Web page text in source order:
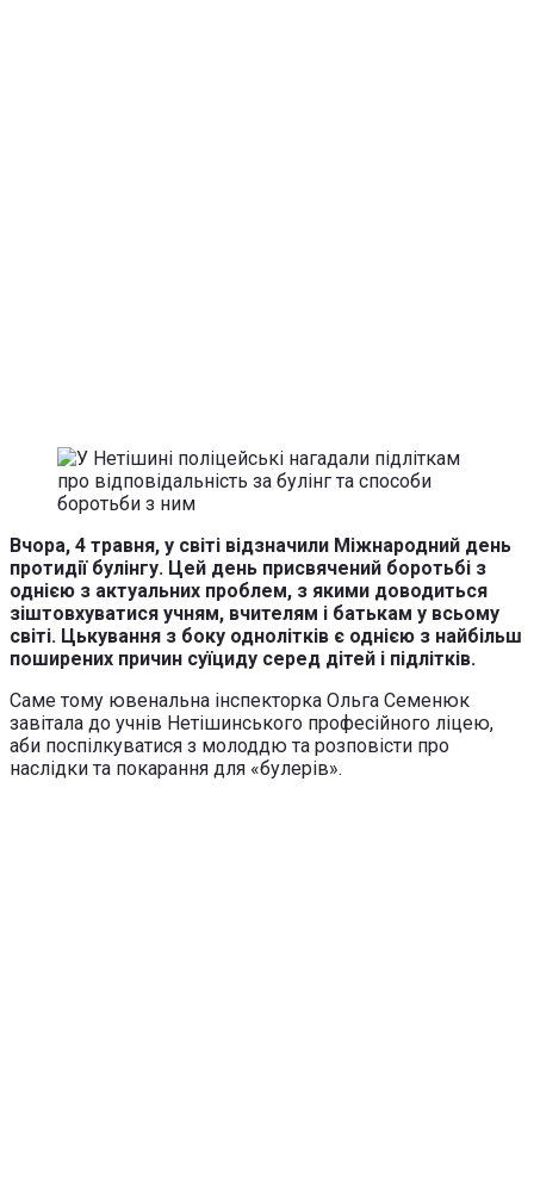
Вчора, 4 травня, у світі відзначили Міжнародний день
протидії булінгу. Цей день присвячений боротьбі з
однією з актуальних проблем, з якими доводиться
зіштовхуватися учням, вчителям і батькам у всьому
світі. Цькування з боку однолітків є однією з найбільш
поширених причин суїциду серед дітей і підлітків.
Саме тому ювенальна інспекторка Ольга Семенюк
завітала до учнів Нетішинського професійного ліцею,
аби поспілкуватися з молоддю та розповісти про
наслідки та покарання для «булерів».